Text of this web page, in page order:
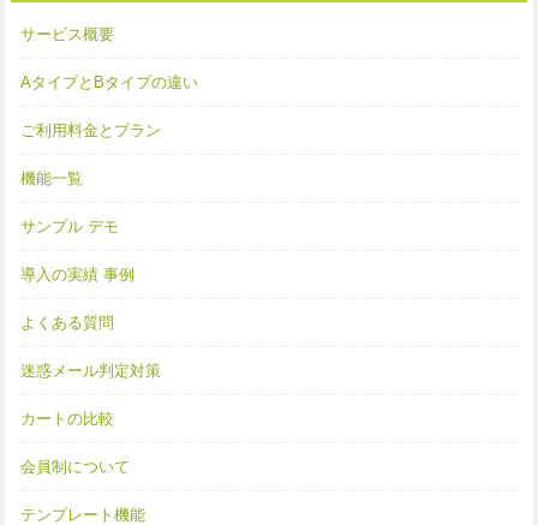
サービス概要
AタイプとBタイプの違い
ご利用料金とプラン
機能一覧
サンプル デモ
導入の実績 事例
よくある質問
迷惑メール判定対策
カートの比較
会員制について
テンプレート機能